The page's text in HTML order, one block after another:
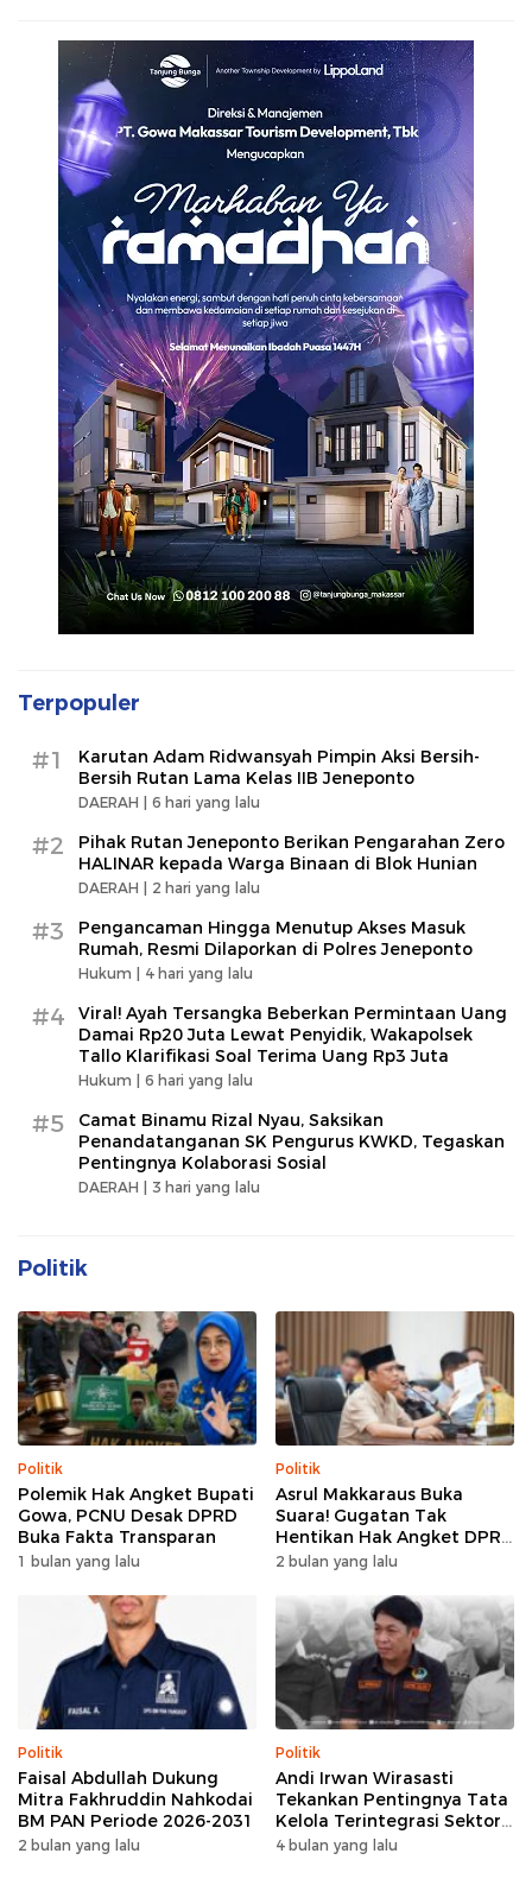
Terpopuler
#1
Karutan Adam Ridwansyah Pimpin Aksi Bersih-
Bersih Rutan Lama Kelas IIB Jeneponto
DAERAH | 6 hari yang lalu
#2
Pihak Rutan Jeneponto Berikan Pengarahan Zero
HALINAR kepada Warga Binaan di Blok Hunian
DAERAH | 2 hari yang lalu
#3
Pengancaman Hingga Menutup Akses Masuk
Rumah, Resmi Dilaporkan di Polres Jeneponto
Hukum | 4 hari yang lalu
#4
Viral! Ayah Tersangka Beberkan Permintaan Uang
Damai Rp20 Juta Lewat Penyidik, Wakapolsek
Tallo Klarifikasi Soal Terima Uang Rp3 Juta
Hukum | 6 hari yang lalu
#5
Camat Binamu Rizal Nyau, Saksikan
Penandatanganan SK Pengurus KWKD, Tegaskan
Pentingnya Kolaborasi Sosial
DAERAH | 3 hari yang lalu
Politik
Politik
Polemik Hak Angket Bupati
Gowa, PCNU Desak DPRD
Buka Fakta Transparan
1 bulan yang lalu
Politik
Asrul Makkaraus Buka
Suara! Gugatan Tak
Hentikan Hak Angket DPRD
Gowa
2 bulan yang lalu
Politik
Faisal Abdullah Dukung
Mitra Fakhruddin Nahkodai
BM PAN Periode 2026-2031
2 bulan yang lalu
Politik
Andi Irwan Wirasasti
Tekankan Pentingnya Tata
Kelola Terintegrasi Sektor
Peternakan Sulsel
4 bulan yang lalu